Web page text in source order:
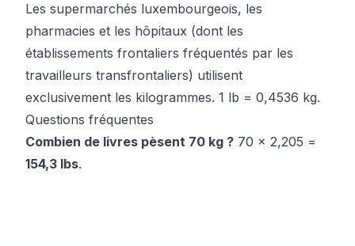
Les supermarchés luxembourgeois, les
pharmacies et les hôpitaux (dont les
établissements frontaliers fréquentés par les
travailleurs transfrontaliers) utilisent
exclusivement les kilogrammes. 1 lb = 0,4536 kg.
Questions fréquentes
Combien de livres pèsent 70 kg ? 70 × 2,205 =
154,3 lbs.